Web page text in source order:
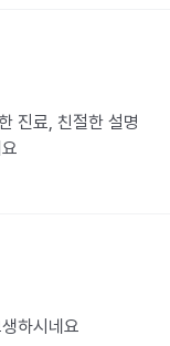
진료, 친절한 설명
하시네요